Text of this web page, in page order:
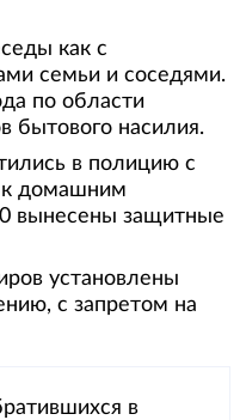
как с
семьи и соседями.
по области
бытового насилия.
в полицию с
к домашним
вынесены защитные
установлены
с запретом на
в